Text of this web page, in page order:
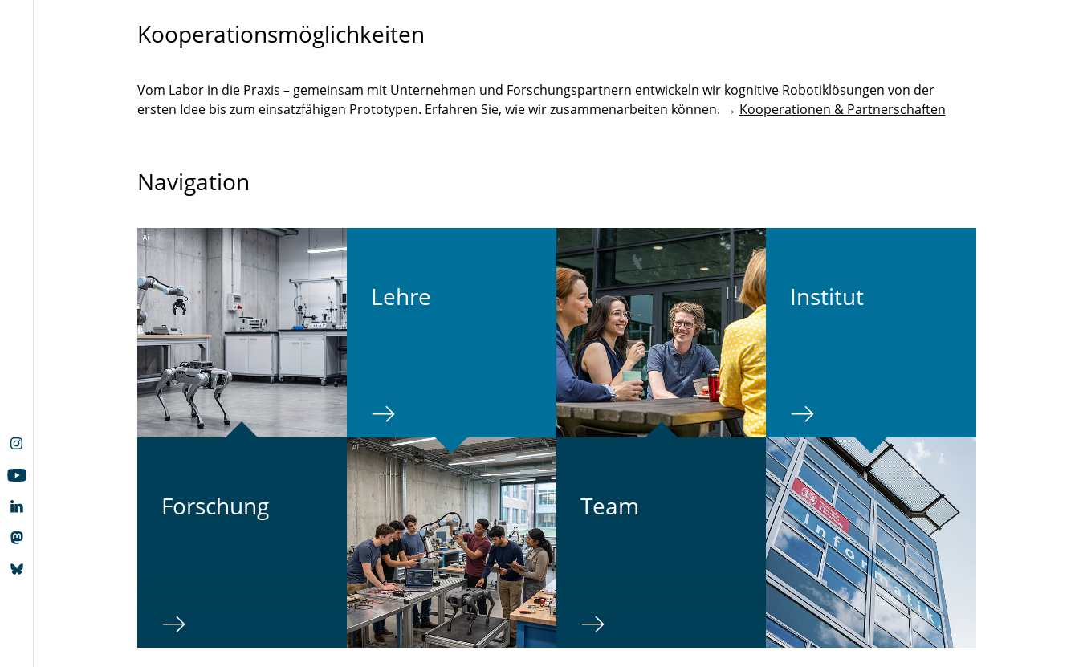
Kooperationsmöglichkeiten
Vom Labor in die Praxis – gemeinsam mit Unternehmen und Forschungspartnern entwickeln wir kognitive Robotiklösungen von der
ersten Idee bis zum einsatzfähigen Prototypen. Erfahren Sie, wie wir zusammenarbeiten können. → Kooperationen & Partnerschaften
Navigation
For­schung
Lehre
Team
In­sti­tut